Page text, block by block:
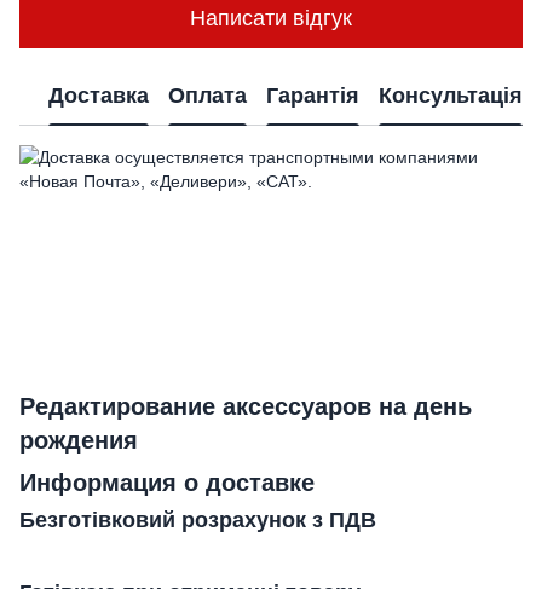
Написати відгук
Доставка Оплата Гарантія Консультація
Редактирование аксессуаров на день
рождения
Информация о доставке
Безготівковий розрахунок з ПДВ